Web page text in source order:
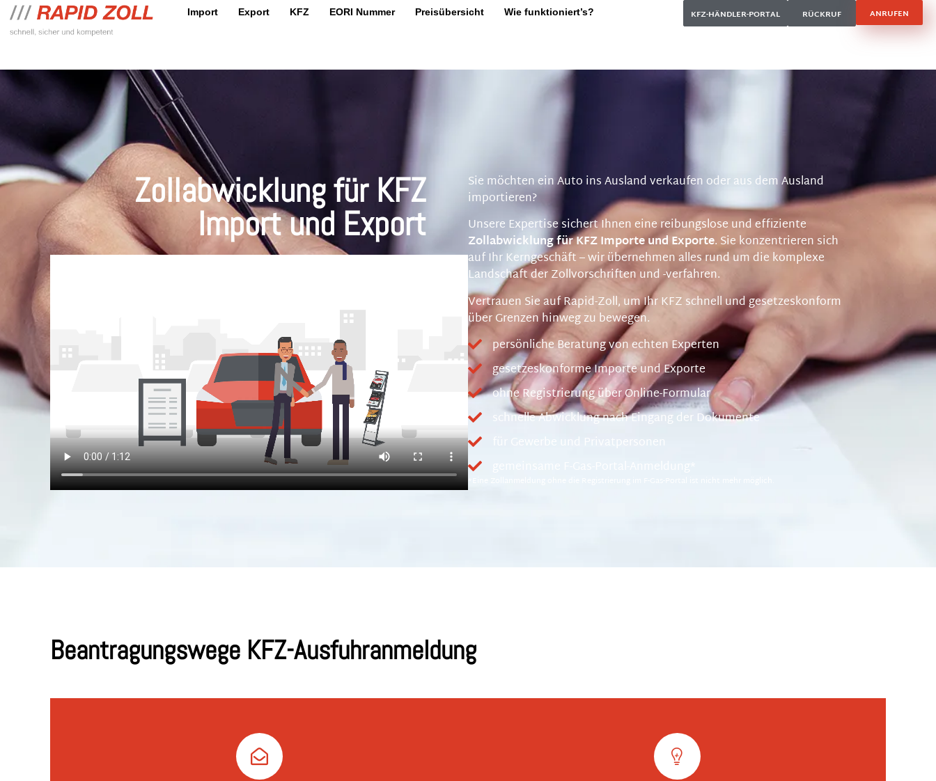
Import Export KFZ EORI Nummer Preisübersicht Wie funktioniert’s? KFZ-HÄNDLER-PORTAL RÜCKRUF ANRUFEN
Zollabwicklung für KFZ
Import und Export
Sie möchten ein Auto ins Ausland verkaufen oder aus dem Ausland
importieren?
Unsere Expertise sichert Ihnen eine reibungslose und effiziente
Zollabwicklung für KFZ Importe und Exporte. Sie konzentrieren sich
auf Ihr Kerngeschäft – wir übernehmen alles rund um die komplexe
Landschaft der Zollvorschriften und -verfahren.
Vertrauen Sie auf Rapid-Zoll, um Ihr KFZ schnell und gesetzeskonform
über Grenzen hinweg zu bewegen.
persönliche Beratung von echten Experten
gesetzeskonforme Importe und Exporte
ohne Registrierung über Online-Formular
schnelle Abwicklung nach Eingang der Dokumente
für Gewerbe und Privatpersonen
gemeinsame F-Gas-Portal-Anmeldung*
Beantragungswege KFZ-Ausfuhranmeldung